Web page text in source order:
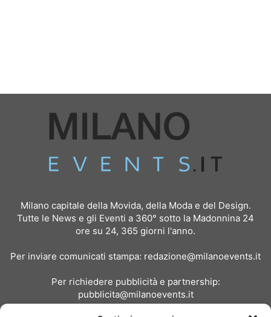
Milano capitale della Movida, della Moda e del Design.
Tutte le News e gli Eventi a 360° sotto la Madonnina 24
ore su 24, 365 giorni l'anno.
Per inviare comunicati stampa: redazione@milanoevents.it
Per richiedere pubblicità e partnership:
pubblicita@milanoevents.it